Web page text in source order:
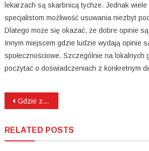
lekarzach są skarbnicą tychże. Jednak
specjalistom możliwość usuwania niezbyt
Dlatego może się okazać, że dobre opinie
Innym miejscem gdzie ludzie wydają opinie
społecznościowe. Szczególnie na lokalnych
poczytać o doświadczeniach z konkretnym
Nawigacja
Gdzie znaleźć najlepszego stomatologa?
RELATED POSTS